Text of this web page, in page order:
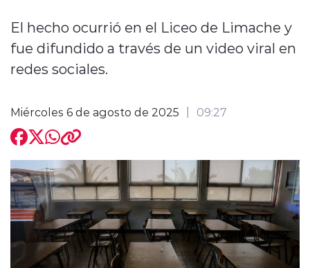
Entrevistas
El hecho ocurrió en el Liceo de Limache y
fue difundido a través de un video viral en
redes sociales.
Miércoles 6 de agosto de 2025 09:27